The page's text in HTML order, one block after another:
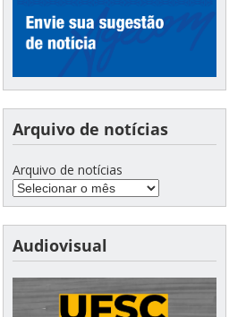
Arquivo de notícias
Arquivo de notícias
Audiovisual